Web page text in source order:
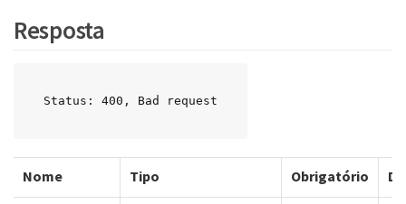
Resposta
Status: 400, Bad request
Nome Tipo Obrigatório